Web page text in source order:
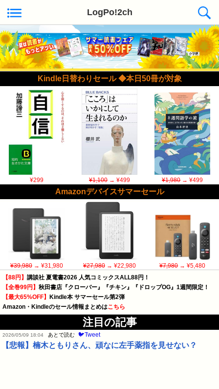
LogPo!2ch
Kindle日替わりセール ◆本日50冊が対象
¥299 ¥1,100→ ¥499 ¥1,980→ ¥499
Amazonデバイスサマーセール
¥39,980→ ¥31,980 ¥27,980→ ¥22,980 ¥7,980→ ¥5,480
【88円】 講談社 夏電書2026 人気コミックスALL88円！
【全巻99円】 秋田書店『クローバー』『チキン』『ドロップOG』1週間限定！
【最大65%OFF】
Kindle本 サマーセール第2弾
Amazon・Kindleのセール情報まとめはこちら
注目の記事
2026/05/09 18:04 あとで読む 🐦Tweet
【悲報】楠木ともりさん、頑なに左手薬指を見せない？